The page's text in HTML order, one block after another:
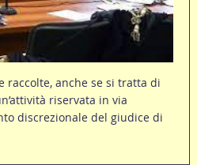
raccolte, anche se si tratta di
riservata in via
discrezionale del giudice di